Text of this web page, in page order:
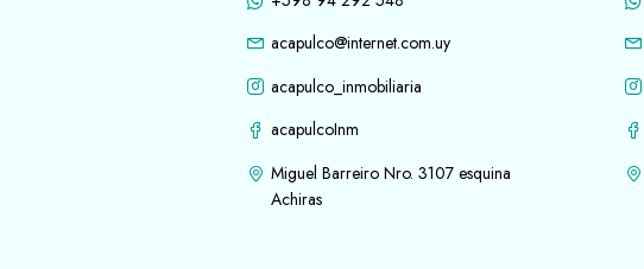
acapulco@internet.com.uy
acapulco_inmobiliaria
acapulcoInm
Miguel Barreiro Nro. 3107 esquina
Achiras